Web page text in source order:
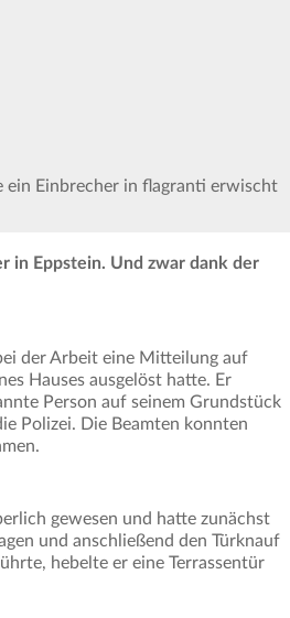
ein Einbrecher in flagranti erwischt
in Eppstein. Und zwar dank der
der Arbeit eine Mitteilung auf
Hauses ausgelöst hatte. Er
Person auf seinem Grundstück
Polizei. Die Beamten konnten
gewesen und hatte zunächst
und anschließend den Türknauf
hebelte er eine Terrassentür